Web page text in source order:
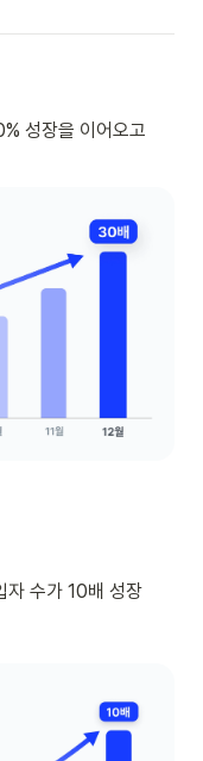
성장을 이어오고
자 수가 10배 성장